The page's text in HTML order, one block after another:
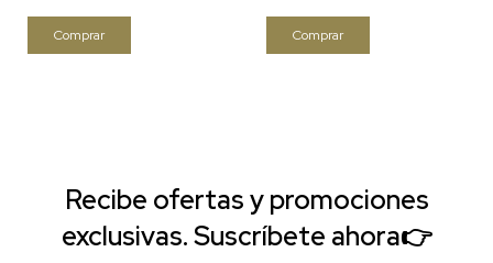
Recibe ofertas y promociones
exclusivas. Suscríbete ahora👉